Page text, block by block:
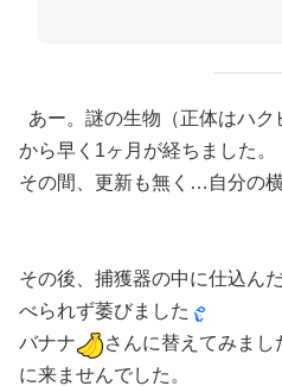
あー。謎の生物（正体はハ
から早く1ヶ月が経ちました。
その間、更新も無く…自分の
その後、捕獲器の中に仕込ん
べられず萎びました
バナナ
さんに替えてみま
に来ませんでした。